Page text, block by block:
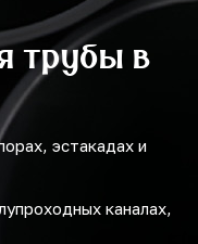
трубы в
эстакадах и
каналах,